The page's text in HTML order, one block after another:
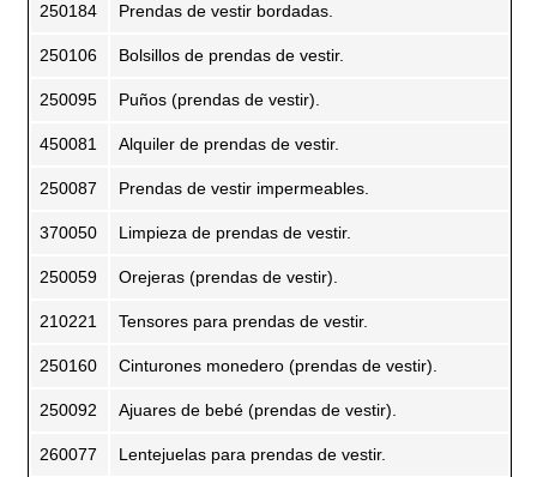
250184 Prendas de vestir bordadas.
250106 Bolsillos de prendas de vestir.
250095 Puños (prendas de vestir).
450081 Alquiler de prendas de vestir.
250087 Prendas de vestir impermeables.
370050 Limpieza de prendas de vestir.
250059 Orejeras (prendas de vestir).
210221 Tensores para prendas de vestir.
250160 Cinturones monedero (prendas de vestir).
250092 Ajuares de bebé (prendas de vestir).
260077 Lentejuelas para prendas de vestir.